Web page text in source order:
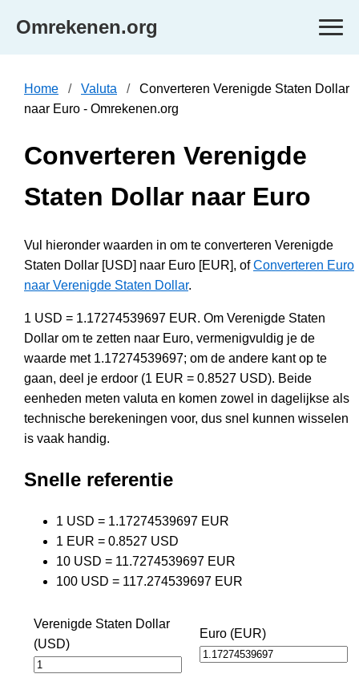
Omrekenen.org
Home Valuta
Converteren Verenigde Staten Dollar
naar Euro - Omrekenen.org
Converteren Verenigde
Staten Dollar naar Euro
Vul hieronder waarden in om te converteren Verenigde
Staten Dollar [USD] naar Euro [EUR], ofConverteren Euro
naar Verenigde Staten Dollar.
1 USD = 1.17274539697 EUR. Om Verenigde Staten
Dollar om te zetten naar Euro, vermenigvuldig je de
waarde met 1.17274539697; om de andere kant op te
gaan, deel je erdoor (1 EUR = 0.8527 USD). Beide
eenheden meten valuta en komen zowel in dagelijkse als
technische berekeningen voor, dus snel kunnen wisselen
is vaak handig.
Snelle referentie
1 USD = 1.17274539697 EUR
1 EUR = 0.8527 USD
10 USD = 11.7274539697 EUR
100 USD = 117.274539697 EUR
Verenigde Staten Dollar
(USD)
Euro (EUR)